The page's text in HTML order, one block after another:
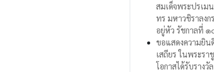
สมเด็จพระปรเม
ทร มหาวชิราลงก
อยู่หัว รัชกาลที่ ๑
ขอแสดงความยิน
เสถียร ในพระร
โอกาสได้รับรางวั